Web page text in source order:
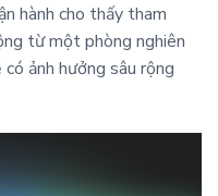
hành cho thấy tham
từ một phòng nghiên
ảnh hưởng sâu rộng